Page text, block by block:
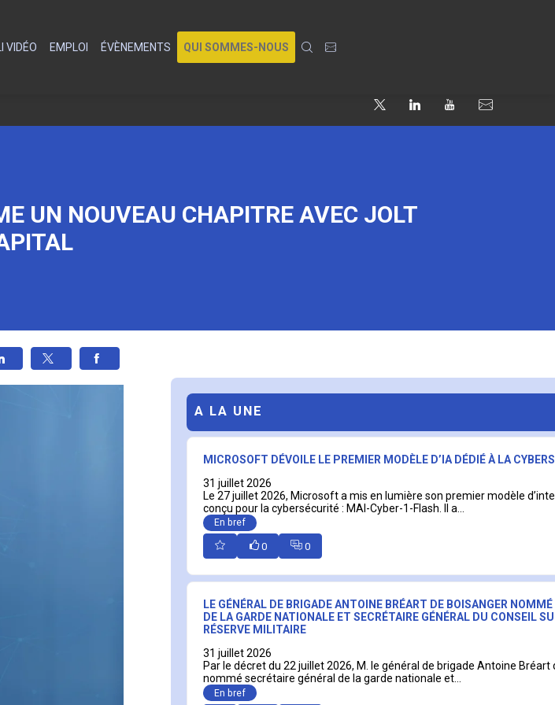
VIDÉO EMPLOI ÉVÈNEMENTS QUI SOMMES-NOUS
UN NOUVEAU CHAPITRE AVEC JOLT
A LA UNE
MICROSOFT DÉVOILE LE PREMIER MODÈLE D’IA DÉDIÉ À LA
31 juillet 2026
Le 27 juillet 2026, Microsoft a mis en lumière son premier modèle
conçu pour la cybersécurité : MAI-Cyber-1-Flash. Il a...
En bref
0 0
LE GÉNÉRAL DE BRIGADE ANTOINE BRÉART DE BOISANGER
DE LA GARDE NATIONALE ET SECRÉTAIRE GÉNÉRAL DU CONSEIL
RÉSERVE MILITAIRE
31 juillet 2026
Par le décret du 22 juillet 2026, M. le général de brigade Antoine Bréart
nommé secrétaire général de la garde nationale et...
En bref